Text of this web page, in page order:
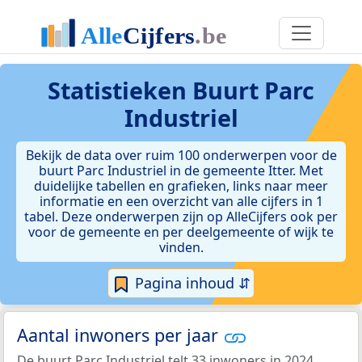
Statistieken Buurt Parc
Industriel
Bekijk de data over ruim 100 onderwerpen voor de
buurt Parc Industriel in de gemeente Itter. Met
duidelijke tabellen en grafieken, links naar meer
informatie en een overzicht van alle cijfers in 1
tabel. Deze onderwerpen zijn op AlleCijfers ook per
voor de gemeente en per deelgemeente of wijk te
vinden.
Pagina inhoud ⇵
Aantal inwoners per jaar